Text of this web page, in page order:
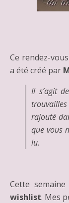
Ce rendez-
a été créé par
Il s’agit
rajouté
que vous
lu.
Cette
wishlist. Mes